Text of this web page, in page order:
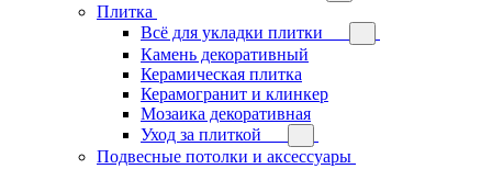
Плитка
Всё для укладки плитки
Камень декоративный
Керамическая плитка
Керамогранит и клинкер
Мозаика декоративная
Уход за плиткой
Подвесные потолки и аксессуары